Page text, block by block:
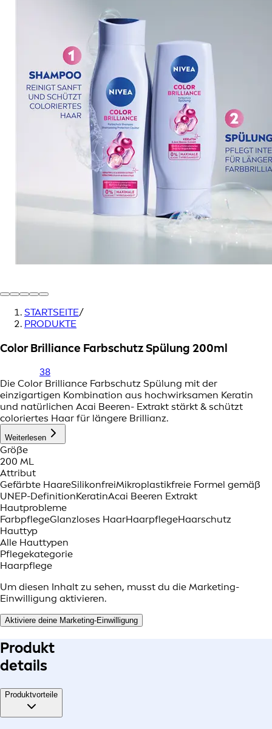
STARTSEITE/
PRODUKTE
Color Brilliance Farbschutz Spülung 200ml
38
Die Color Brilliance Farbschutz Spülung mit der
einzigartigen Kombination aus hochwirksamen Keratin
und natürlichen Acai Beeren- Extrakt stärkt & schützt
coloriertes Haar für längere Brillianz.
Weiterlesen
Größe
200 ML
Attribut
Gefärbte HaareSilikonfreiMikroplastikfreie Formel gemäß
UNEP-DefinitionKeratinAcai Beeren Extrakt
Hautprobleme
FarbpflegeGlanzloses HaarHaarpflegeHaarschutz
Hauttyp
Alle Hauttypen
Pflegekategorie
Haarpflege
Um diesen Inhalt zu sehen, musst du die Marketing-
Einwilligung aktivieren.
Aktiviere deine Marketing-Einwilligung
Produkt
details
Produktvorteile